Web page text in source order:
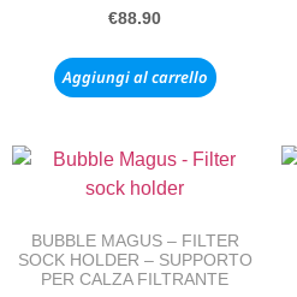
€88.90
Aggiungi al carrello
BUBBLE MAGUS – FILTER
SOCK HOLDER – SUPPORTO
PER CALZA FILTRANTE